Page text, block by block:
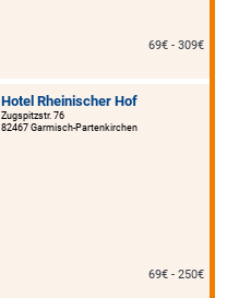
69€ - 309€
Hotel Rheinischer Hof
Zugspitzstr. 76
82467 Garmisch-Partenkirchen
69€ - 250€